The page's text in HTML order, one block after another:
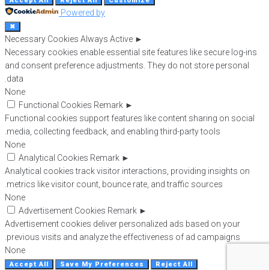
Powered by
✖
►
Necessary Cookies Always Active
Necessary cookies enable essential site features like secure log-ins
and consent preference adjustments. They do not store personal
data.
None
►
Functional Cookies Remark
Functional cookies support features like content sharing on social
media, collecting feedback, and enabling third-party tools.
None
►
Analytical Cookies Remark
Analytical cookies track visitor interactions, providing insights on
metrics like visitor count, bounce rate, and traffic sources.
None
►
Advertisement Cookies Remark
Advertisement cookies deliver personalized ads based on your
previous visits and analyze the effectiveness of ad campaigns.
None
Reject All
Save My Preferences
Accept All